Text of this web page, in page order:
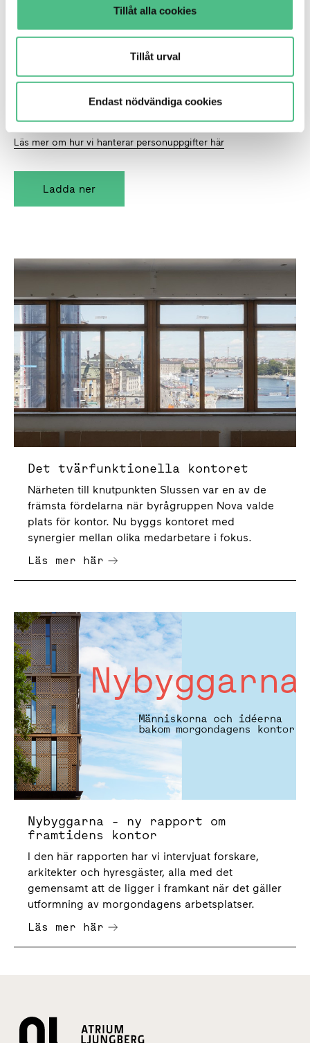
Tillåt alla cookies
Tillåt urval
Endast nödvändiga cookies
Jag godkänner att Atrium Ljungberg lagrar mina
personuppgifter.*
Läs mer om hur vi hanterar personuppgifter här
Det tvärfunktionella kontoret
Det tvärfunktionella kontoret
Närheten till knutpunkten Slussen var en av de
främsta fördelarna när byrågruppen Nova valde
plats för kontor. Nu byggs kontoret med
synergier mellan olika medarbetare i fokus.
Läs mer här
Nybyggarna - ny rapport om framtidens kontor
Nybyggarna - ny rapport om
framtidens kontor
I den här rapporten har vi intervjuat forskare,
arkitekter och hyresgäster, alla med det
gemensamt att de ligger i framkant när det gäller
utformning av morgondagens arbetsplatser.
Läs mer här